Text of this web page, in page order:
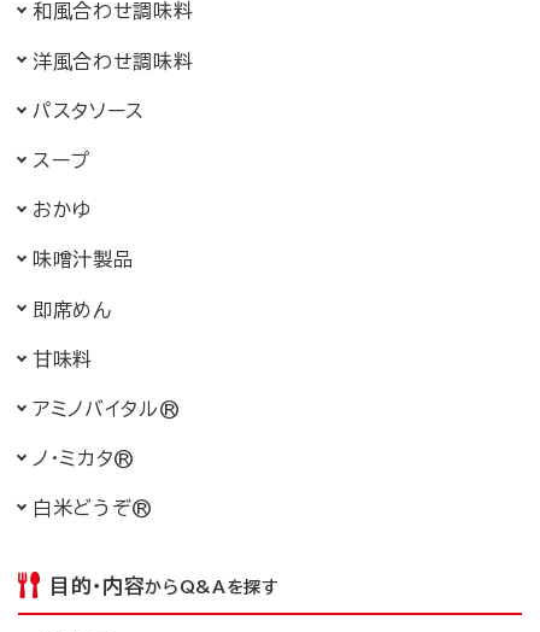
和風合わせ調味料
洋風合わせ調味料
パスタソース
スープ
おかゆ
味噌汁製品
即席めん
甘味料かんみりょう
アミノバイタル®
ノ・ミカタ®
白米どうぞ®
目的・内容からQ&Aを探す